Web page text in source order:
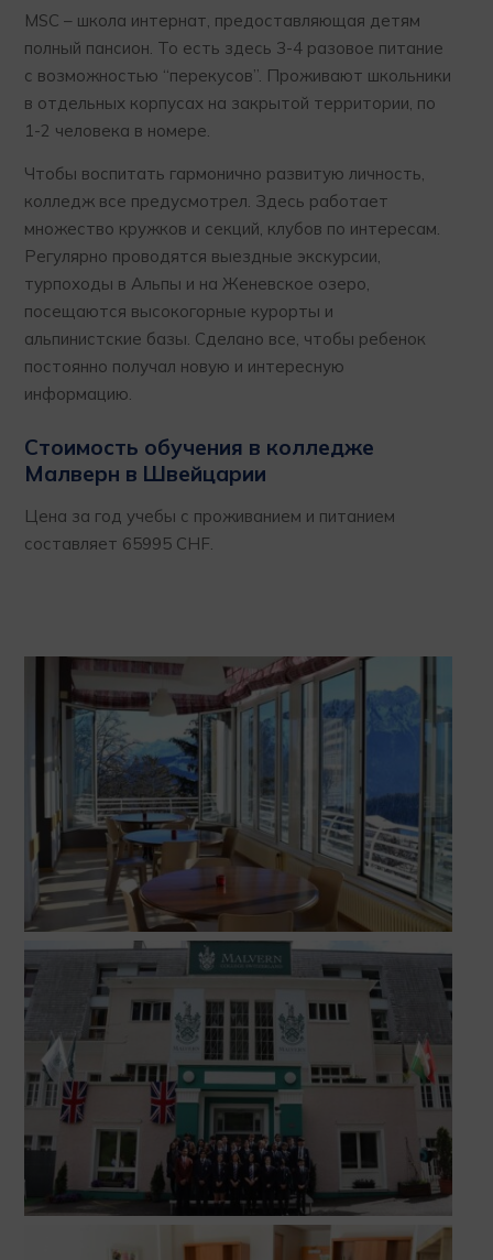
MSC – школа интернат, предоставляющая детям
полный пансион. То есть здесь 3-4 разовое питание
с возможностью “перекусов”. Проживают школьники
в отдельных корпусах на закрытой территории, по
1-2 человека в номере.
Чтобы воспитать гармонично развитую личность,
колледж все предусмотрел. Здесь работает
множество кружков и секций, клубов по интересам.
Регулярно проводятся выездные экскурсии,
турпоходы в Альпы и на Женевское озеро,
посещаются высокогорные курорты и
альпинистские базы. Сделано все, чтобы ребенок
постоянно получал новую и интересную
информацию.
Стоимость обучения в колледже
Малверн в Швейцарии
Цена за год учебы с проживанием и питанием
составляет 65995 CHF.